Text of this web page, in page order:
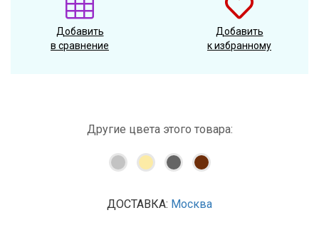
Добавить
в сравнение
Добавить
к избранному
Другие цвета этого товара:
ДОСТАВКА: Москва